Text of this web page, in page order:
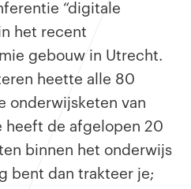
“digitale
het recent
gebouw in Utrecht.
heette alle 80
onderwijsketen van
heeft de afgelopen 20
binnen het onderwijs
bent dan trakteer je;